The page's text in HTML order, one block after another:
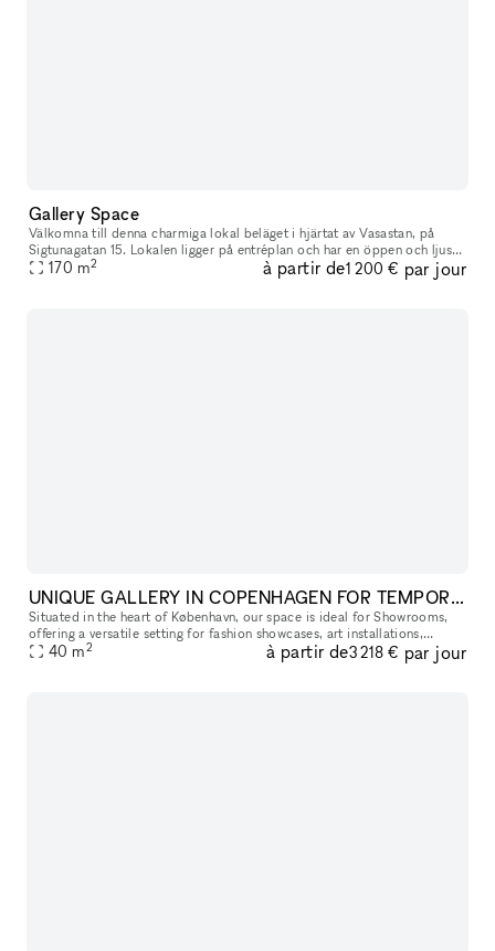
Gallery Space
Välkomna till denna charmiga lokal beläget i hjärtat av Vasastan, på
Sigtunagatan 15. Lokalen ligger på entréplan och har en öppen och ljus
planlösning, där ett mindre pentry tillkommer. Det finns äv
170 m2 à partir de1 200 € par jour
UNIQUE GALLERY IN COPENHAGEN FOR TEMPORARY SHOWCASES
Situated in the heart of København, our space is ideal for Showrooms,
offering a versatile setting for fashion showcases, art installations,
ceramics, events, and design exhibitions. Featuring high c
40 m2 à partir de3 218 € par jour